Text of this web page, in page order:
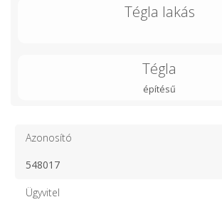
Tégla lakás
Tégla
építésű
Azonosító
548017
Ügyvitel